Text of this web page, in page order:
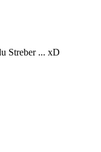
Streber ... xD